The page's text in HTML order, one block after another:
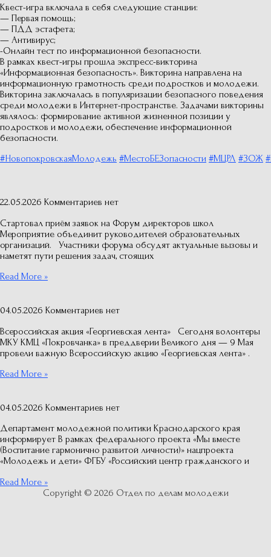
Квест-игра включала в себя следующие станции:
— Первая помощь;
— ПДД эстафета;
— Антивирус;
-Онлайн тест по информационной безопасности.
В рамках квест-игры прошла экспресс-викторина
«Информационная безопасность». Викторина направлена на
информационную грамотность среди подростков и молодежи.
Викторина заключалась в популяризации безопасного поведения
среди молодежи в Интернет-пространстве. Задачами викторины
являлось: формирование активной жизненной позиции у
подростков и молодежи, обеспечение информационной
безопасности.
#НовопокровскаяМолодежь #МестоБЕЗопасности #МЦРЛ #ЗОЖ
22.05.2026 Комментариев нет
Стартовал приём заявок на Форум директоров школ
Мероприятие объединит руководителей образовательных
организаций. Участники форума обсудят актуальные вызовы и
наметят пути решения задач, стоящих
Read More »
04.05.2026 Комментариев нет
Всероссийская акция «Георгиевская лента» Сегодня волонтеры
МКУ КМЦ «Покровчанка» в преддверии Великого дня — 9 Мая
провели важную Всероссийскую акцию «Георгиевская лента» .
Read More »
04.05.2026 Комментариев нет
Департамент молодежной политики Краснодарского края
информирует В рамках федерального проекта «Мы вместе
(Воспитание гармонично развитой личности)» нацпроекта
«Молодежь и дети» ФГБУ «Российский центр гражданского и
Read More »
Copyright © 2026 Отдел по делам молодежи